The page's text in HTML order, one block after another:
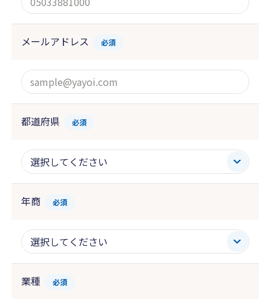
メールアドレス 必須
都道府県 必須
年商 必須
業種 必須